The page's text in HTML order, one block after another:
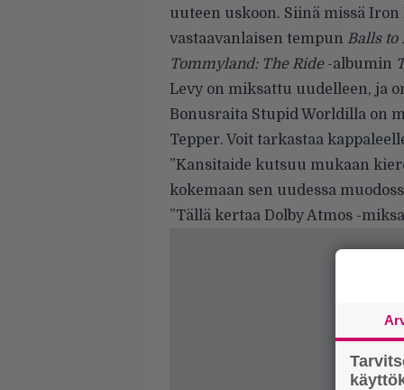
uuteen uskoon. Siinä missä
vastaavanlaisen tempun Balls to
Tommyland: The Ride-albumin
Levy on miksattu uudelleen, ja
Bonusraita Stupid Worldilla on
Tepper. Voit tarkastaa
”Kansitaide kutsuu mukaan
kokemaan sen uudessa
”Tällä kertaa Dolby Atmos -